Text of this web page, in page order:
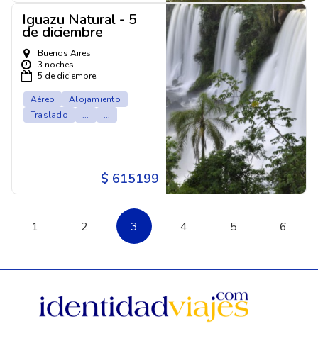
Iguazu Natural - 5
de diciembre
Buenos Aires
3 noches
5 de diciembre
Aéreo
Alojamiento
Traslado
... ...
$ 615199
1 2 3 4 5 6